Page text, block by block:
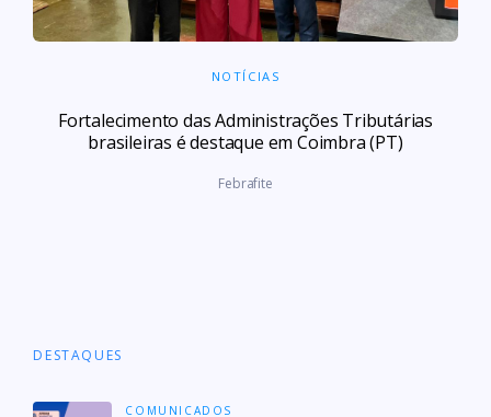
NOTÍCIAS
Fortalecimento das Administrações Tributárias
brasileiras é destaque em Coimbra (PT)
Febrafite
DESTAQUES
COMUNICADOS